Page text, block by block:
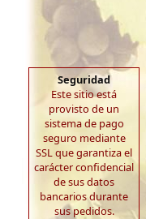
Seguridad
Este sitio está
provisto de un
sistema de pago
seguro mediante
SSL que garantiza el
carácter confidencial
de sus datos
bancarios durante
sus pedidos.